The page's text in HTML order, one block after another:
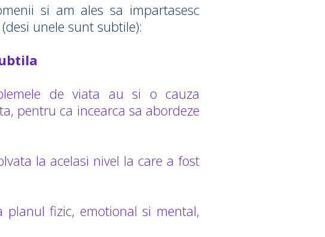
si am ales sa impartasesc
unele sunt subtile):
de viata au si o cauza
pentru ca incearca sa abordeze
la acelasi nivel la care a fost
planul fizic, emotional si mental,